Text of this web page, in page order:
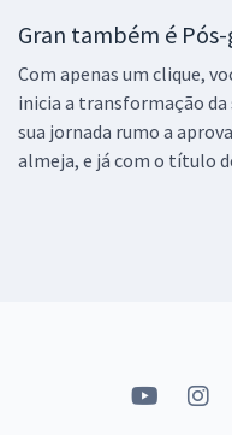
Gran também é
Com apenas um clique,
inicia a transformação
sua jornada rumo a
almeja, e já com o título